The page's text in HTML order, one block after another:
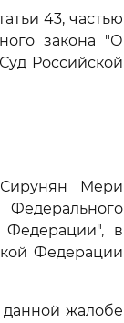
43, частью
закона "О
Российской
Мери
Федерации", в
Федерации
жалобе